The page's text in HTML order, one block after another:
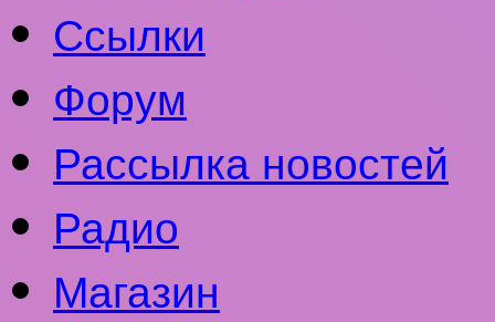
Ссылки
Форум
Рассылка новостей
Радио
Магазин